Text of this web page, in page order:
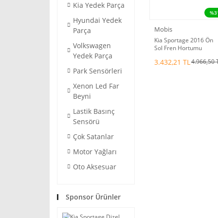
Kia Yedek Parça
Hyundai Yedek
Parça
Volkswagen
Yedek Parça
Park Sensörleri
Xenon Led Far
Beyni
Lastik Basınç
Sensörü
Çok Satanlar
Motor Yağları
Oto Aksesuar
Sponsor Ürünler
Mobis
Kia Sportage 2016 Ön
Sol Fren Hortumu
3.432,21 TL4.966,50